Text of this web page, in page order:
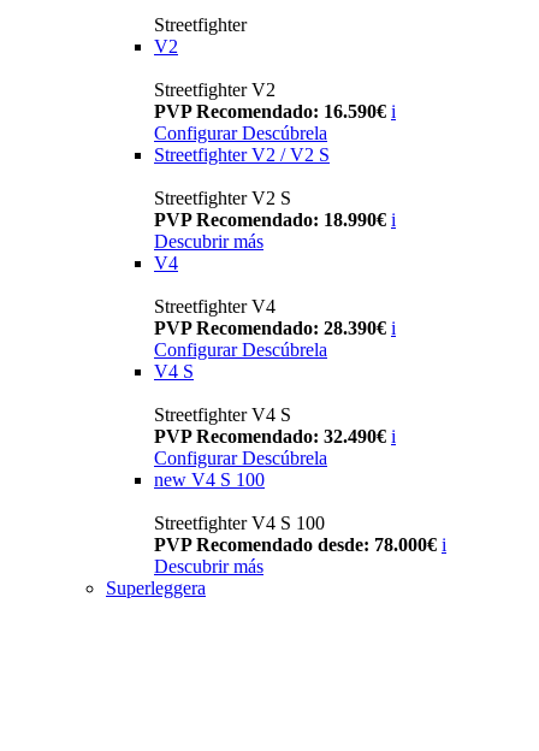
Streetfighter
V2
Streetfighter V2
PVP Recomendado: 16.590€ i
Configurar Descúbrela
Streetfighter V2 / V2 S
Streetfighter V2 S
PVP Recomendado: 18.990€ i
Descubrir más
V4
Streetfighter V4
PVP Recomendado: 28.390€ i
Configurar Descúbrela
V4 S
Streetfighter V4 S
PVP Recomendado: 32.490€ i
Configurar Descúbrela
new V4 S 100
Streetfighter V4 S 100
PVP Recomendado desde: 78.000€ i
Descubrir más
Superleggera